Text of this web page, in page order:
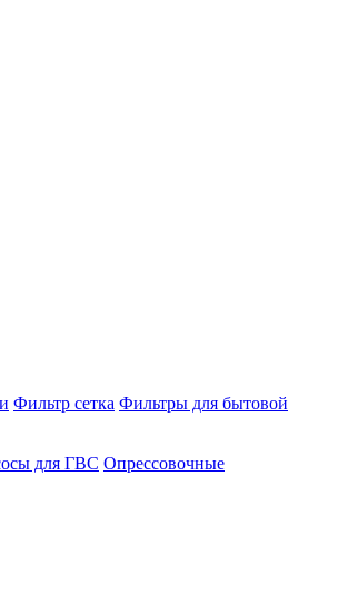
Фильтр сетка Фильтры для бытовой
для ГВС Опрессовочные